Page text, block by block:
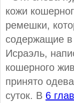
кожи
ремешки,
содержащие
Исраэль,
кошерного
принято
суток. В 6